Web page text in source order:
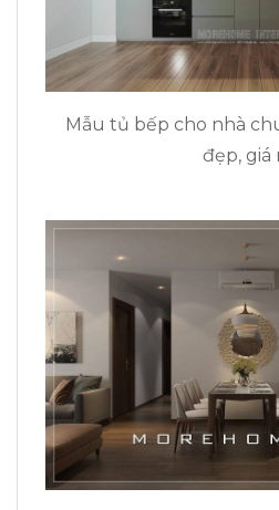
Mẫu tủ bếp cho nhà
đẹp, giá